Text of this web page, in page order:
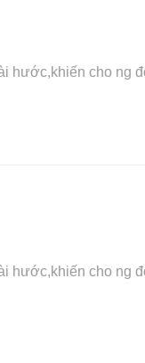
hước,khiến cho ng
hước,khiến cho ng